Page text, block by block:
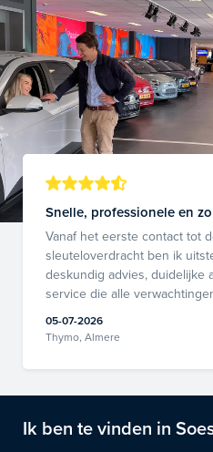
Snelle, professionele en
Vanaf het eerste contact tot
sleuteloverdracht ben ik
deskundig advies, duidelijke
service die alle
05-07-2026
Thymo, Almere
Ik ben te vinden in